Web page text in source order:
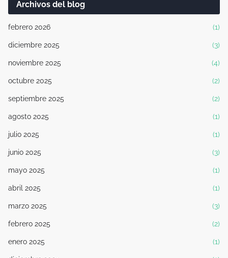
Archivos del blog
febrero 2026 (1)
diciembre 2025 (3)
noviembre 2025 (4)
octubre 2025 (2)
septiembre 2025 (2)
agosto 2025 (1)
julio 2025 (1)
junio 2025 (3)
mayo 2025 (1)
abril 2025 (1)
marzo 2025 (3)
febrero 2025 (2)
enero 2025 (1)